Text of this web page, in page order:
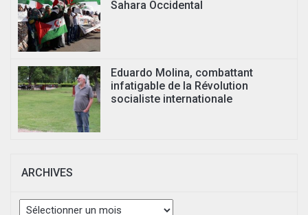
Sahara Occidental
Eduardo Molina, combattant
infatigable de la Révolution
socialiste internationale
ARCHIVES
Archives